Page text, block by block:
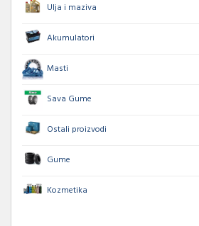
Ulja i maziva
Akumulatori
Masti
Sava Gume
Ostali proizvodi
Gume
Kozmetika